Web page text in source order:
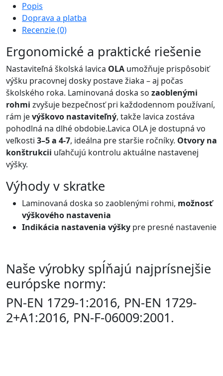
Popis
Doprava a platba
Recenzie (0)
Ergonomické a praktické riešenie
Nastaviteľná školská lavica OLA umožňuje prispôsobiť
výšku pracovnej dosky postave žiaka – aj počas
školského roka. Laminovaná doska so zaoblenými
rohmi zvyšuje bezpečnosť pri každodennom používaní,
rám jevýškovo nastaviteľný, takže lavica zostáva
pohodlná na dlhé obdobie.Lavica OLA je dostupná vo
veľkosti 3–5 a 4-7, ideálna pre staršie ročníky. Otvory na
konštrukcii uľahčujú kontrolu aktuálne nastavenej
výšky.
Výhody v skratke
Laminovaná doska so zaoblenými rohmi, možnosť
výškového nastavenia
Indikácia nastavenia výšky pre presné nastavenie
Naše výrobky spĺňajú najprísnejšie
európske normy:
PN-EN 1729-1:2016, PN-EN 1729-
2+A1:2016, PN-F-06009:2001.